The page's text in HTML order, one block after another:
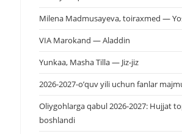
Milena Madmusayeva, toiraxmed —
VIA Marokand — Aladdin
Yunkaa, Masha Tilla — Jiz-jiz
2026-2027-o’quv yili uchun fanlar
Oliygohlarga qabul 2026-2027: Hujjat
boshlandi